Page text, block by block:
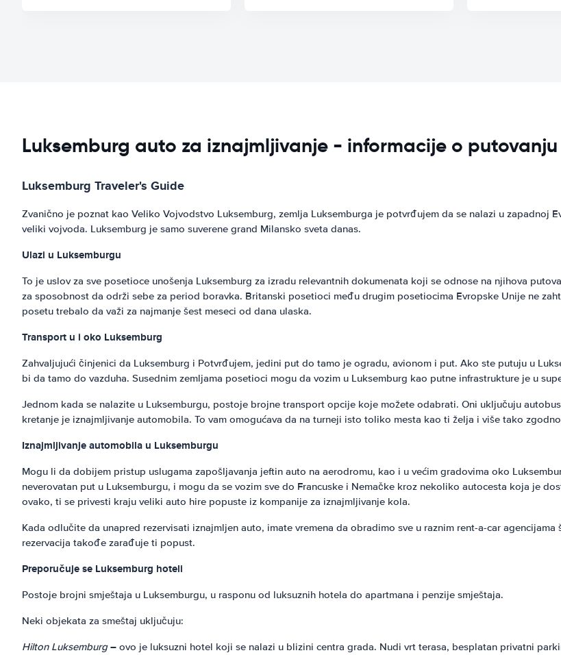
Luksemburg auto za iznajmljivanje - informacije o putovanju
Luksemburg Traveler's Guide
Zvanično je poznat kao Veliko Vojvodstvo Luksemburg, zemlja Luksemburga je potvrđujem da se nalazi u zapadnoj
veliki vojvoda. Luksemburg je samo suverene grand Milansko sveta danas.
Ulazi u Luksemburgu
To je uslov za sve posetioce unošenja Luksemburg za izradu relevantnih dokumenata koji se odnose na njihova
za sposobnost da održi sebe za period boravka. Britanski posetioci među drugim posetiocima Evropske Unije ne
posetu trebalo da važi za najmanje šest meseci od dana ulaska.
Transport u i oko Luksemburg
Zahvaljujući činjenici da Luksemburg i Potvrđujem, jedini put do tamo je ogradu, avionom i put. Ako ste putuju u
bi da tamo do vazduha. Susednim zemljama posetioci mogu da vozim u Luksemburg kao putne infrastrukture je u
Jednom kada se nalazite u Luksemburgu, postoje brojne transport opcije koje možete odabrati. Oni uključuju
kretanje je iznajmljivanje automobila. To vam omogućava da na turneji isto toliko mesta kao ti želja i više tako
Iznajmljivanje automobila u Luksemburgu
Mogu li da dobijem pristup uslugama zapošljavanja jeftin auto na aerodromu, kao i u većim gradovima oko
neverovatan put u Luksemburgu, i mogu da se vozim sve do Francuske i Nemačke kroz nekoliko autocesta koja je
ovako, ti se privesti kraju veliki auto hire popuste iz kompanije za iznajmljivanje kola.
Kada odlučite da unapred rezervisati iznajmljen auto, imate vremena da obradimo sve u raznim rent-a-car
rezervacija takođe zarađuje ti popust.
Preporučuje se Luksemburg hoteli
Postoje brojni smještaja u Luksemburgu, u rasponu od luksuznih hotela do apartmana i penzije smještaja.
Neki objekata za smeštaj uključuju:
Hilton Luksemburg – ovo je luksuzni hotel koji se nalazi u blizini centra grada. Nudi vrt terasa, besplatan privatni